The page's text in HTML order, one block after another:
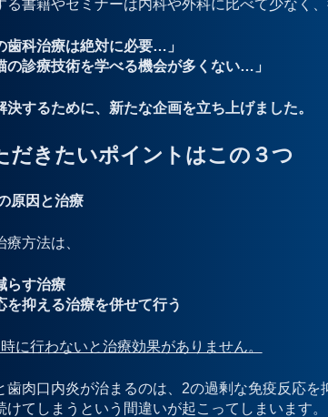
る書籍やセミナーは内科や外科に比べて少なく
歯科治療は絶対に必要…」
の診療技術を学べる機会が多くない…」
するために、新たな企画を立ち上げました。
きたいポイントはこの３つ
原因と治療
方法は、
らす治療
を抑える治療を併せて行う
に行わないと治療効果がありません。
歯肉口内炎が治まるのは、2の過剰な免疫反応
けてしまうという間違いが起こってしまいます。